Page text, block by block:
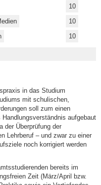
10
10
10
in das Studium
mit schulischen,
soll zum einen
aufgebaut
der Überprüfung der
Lehrberuf – und zwar zu einer
noch korrigiert werden
bereits im
Zeit (März/April bzw.